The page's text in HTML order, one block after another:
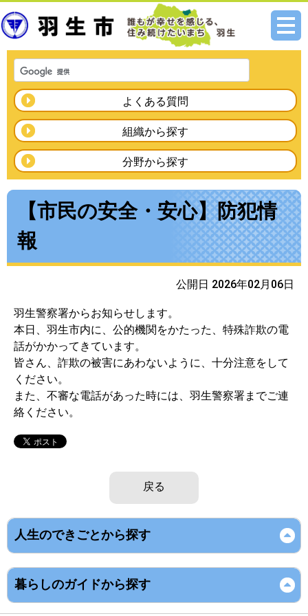
メニ
よくある質問
組織から探す
分野から探す
【市民の安全・安心】防犯情
報
公開日 2026年02月06日
羽生警察署からお知らせします。
本日、羽生市内に、公的機関をかたった、特殊詐欺の電
話がかかってきています。
皆さん、詐欺の被害にあわないように、十分注意をして
ください。
また、不審な電話があった時には、羽生警察署までご連
絡ください。
戻る
人生のできごとから探す
暮らしのガイドから探す